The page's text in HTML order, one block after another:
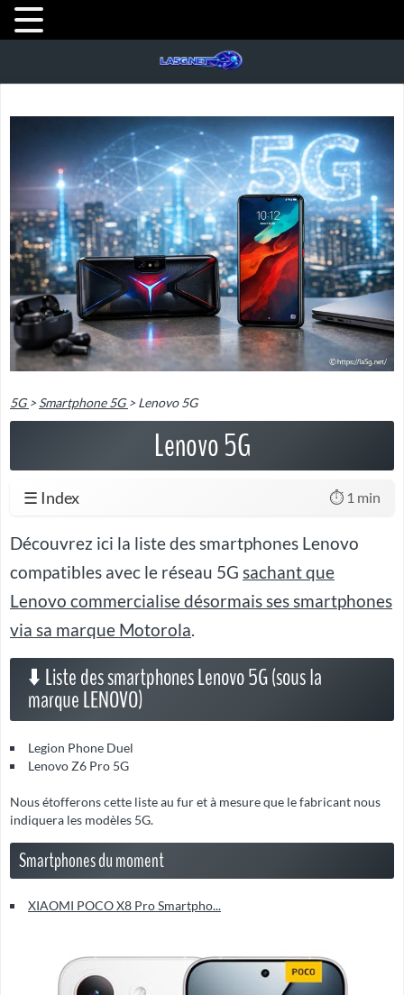
5G >Smartphone 5G >Lenovo 5G
Lenovo 5G
☰ Index ⏱️ 1 min
Découvrez ici la liste des smartphones Lenovo
compatibles avec le réseau 5G sachant que
Lenovo commercialise désormais ses smartphones
via sa marque Motorola.
⬇️ Liste des smartphones Lenovo 5G (sous la
marque LENOVO)
Legion Phone Duel
Lenovo Z6 Pro 5G
Nous étofferons cette liste au fur et à mesure que le fabricant nous
indiquera les modèles 5G.
Smartphones du moment
XIAOMI POCO X8 Pro Smartpho...